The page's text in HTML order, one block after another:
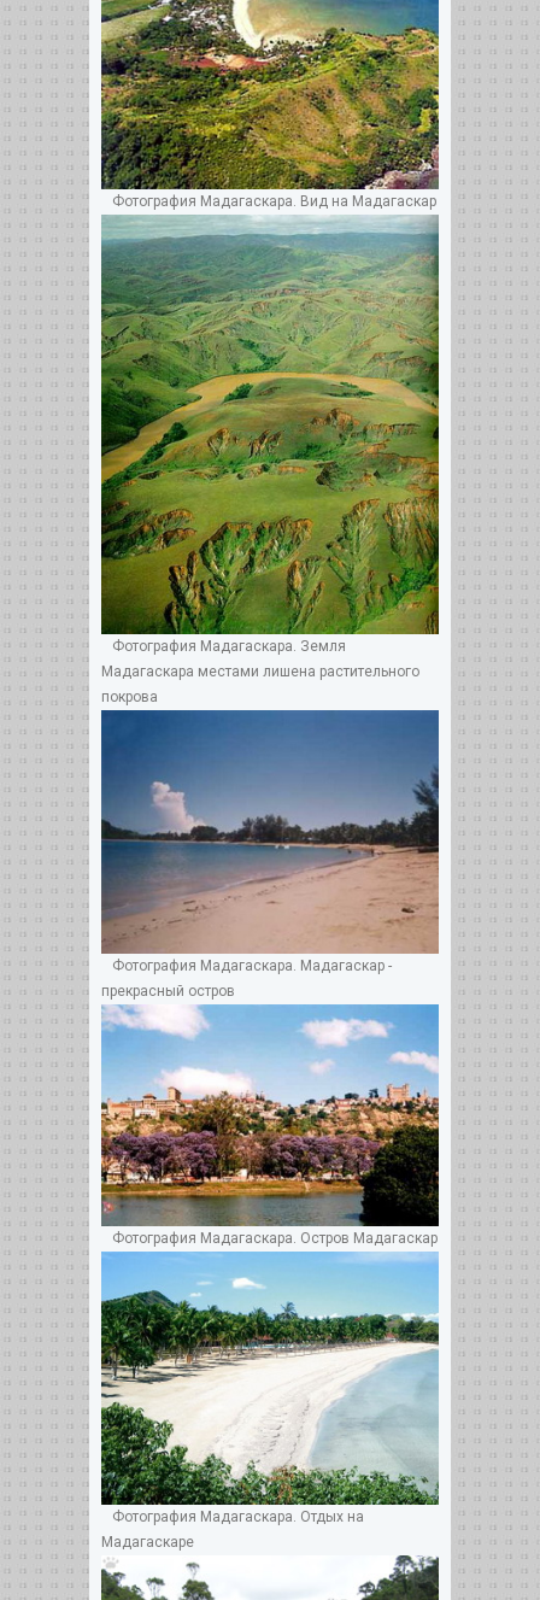
Фотография Мадагаскара. Вид на Мадагаскар
Фотография Мадагаскара. Земля
Мадагаскара местами лишена растительного
покрова
Фотография Мадагаскара. Мадагаскар -
прекрасный остров
Фотография Мадагаскара. Остров Мадагаскар
Фотография Мадагаскара. Отдых на
Мадагаскаре